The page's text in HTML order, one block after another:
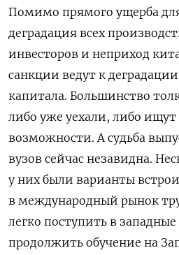
Помимо прямого ущерба
деградация всех
инвесторов и неприход
санкции ведут к
капитала. Большинство
либо уже уехали, либо ищут
возможности. А судьба
вузов сейчас незавидна.
у них были варианты
в международный рынок
легко поступить в
продолжить обучение на